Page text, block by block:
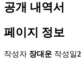
공개 내역서
페이지 정보
작성자 장대운 작성일